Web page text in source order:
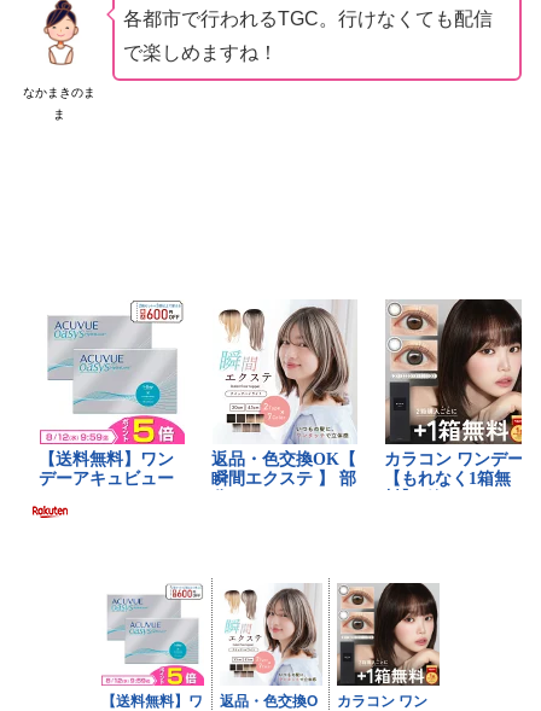
なかまきのま
ま
各都市で行われるTGC。行けなくても配信
で楽しめますね！